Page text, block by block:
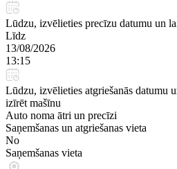
Lūdzu, izvēlieties precīzu datumu un
Līdz
13/08/2026
13:15
Lūdzu, izvēlieties atgriešanās datumu
izīrēt mašīnu
Auto noma ātri un precīzi
Saņemšanas un atgriešanas vieta
No
Saņemšanas vieta